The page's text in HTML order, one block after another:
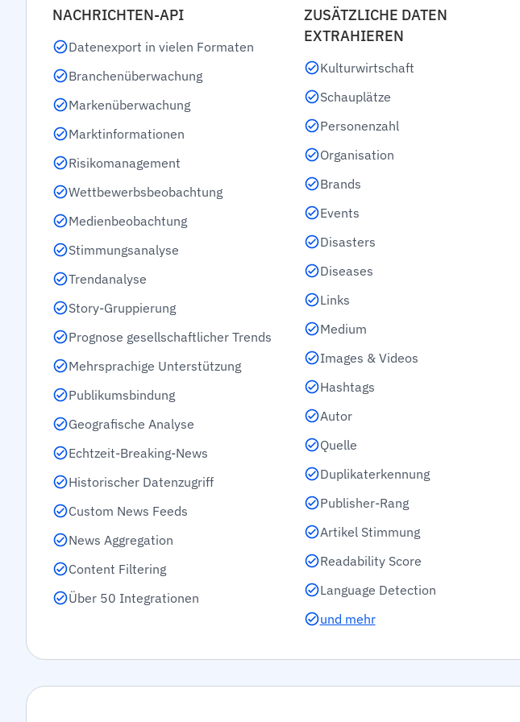
NACHRICHTEN-API
Datenexport in vielen Formaten
Branchenüberwachung
Markenüberwachung
Marktinformationen
Risikomanagement
Wettbewerbsbeobachtung
Medienbeobachtung
Stimmungsanalyse
Trendanalyse
Story-Gruppierung
Prognose gesellschaftlicher Trends
Mehrsprachige Unterstützung
Publikumsbindung
Geografische Analyse
Echtzeit-Breaking-News
Historischer Datenzugriff
Custom News Feeds
News Aggregation
Content Filtering
Über 50 Integrationen
ZUSÄTZLICHE DATEN
EXTRAHIEREN
Kulturwirtschaft
Schauplätze
Personenzahl
Organisation
Brands
Events
Disasters
Diseases
Links
Medium
Images & Videos
Hashtags
Autor
Quelle
Duplikaterkennung
Publisher-Rang
Artikel Stimmung
Readability Score
Language Detection
und mehr